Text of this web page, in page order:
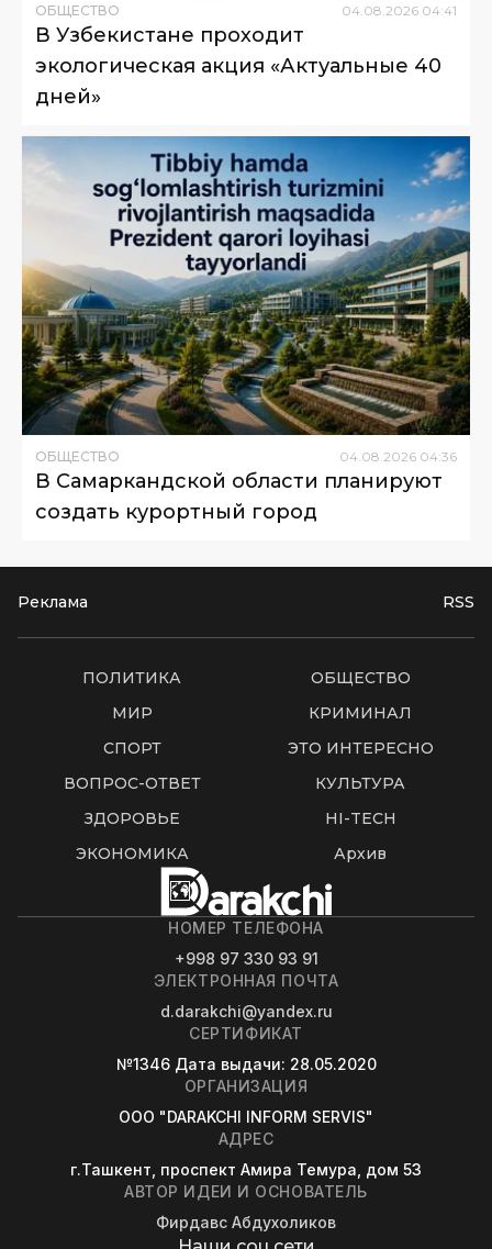
ОБЩЕСТВО 04 08 2026 04:41
В Узбекистане проходит
экологическая акция «Актуальные 40
дней»
ОБЩЕСТВО 04.08.2026 04:36
В Самаркандской области планируют
создать курортный город
Реклама RSS
ПОЛИТИКА
ОБЩЕСТВО
МИР
КРИМИНАЛ
СПОРТ
ЭТО ИНТЕРЕСНО
ВОПРОС-ОТВЕТ
КУЛЬТУРА
ЗДОРОВЬЕ
HI-TECH
ЭКОНОМИКА
Архив
НОМЕР ТЕЛЕФОНА
+998 97 330 93 91
ЭЛЕКТРОННАЯ ПОЧТА
d.darakchi@yandex.ru
СЕРТИФИКАТ
№1346 Дата выдачи: 28.05.2020
ОРГАНИЗАЦИЯ
OOO "DARAKCHI INFORM SERVIS"
АДРЕС
г.Ташкент, проспект Амира Темура, дом 53
АВТОР ИДЕИ И ОСНОВАТЕЛЬ
Фирдавс Абдухоликов